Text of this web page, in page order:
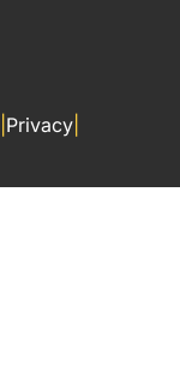
Privacy